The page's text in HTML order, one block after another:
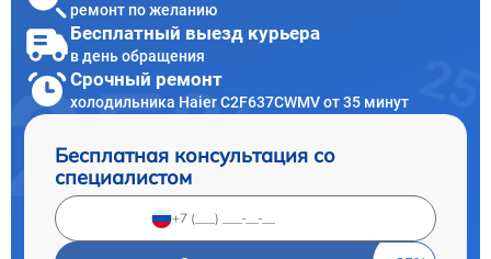
ремонт по желанию
Бесплатный выезд курьера
в день обращения
Срочный ремонт
холодильника Haier C2F637CWMV от 35 минут
Бесплатная консультация со
специалистом